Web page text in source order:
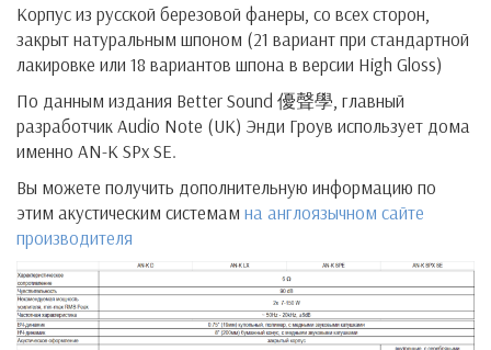
Корпус из русской березовой фанеры, со всех сторон,
закрыт натуральным шпоном (21 вариант при стандартной
лакировке или 18 вариантов шпона в версии High Gloss)
По данным издания Better Sound 優聲學, главный
разработчик Audio Note (UK) Энди Гроув использует дома
именно AN-K SPx SE.
Вы можете получить дополнительную информацию по
этим акустическим системам на англоязычном сайте
производителя